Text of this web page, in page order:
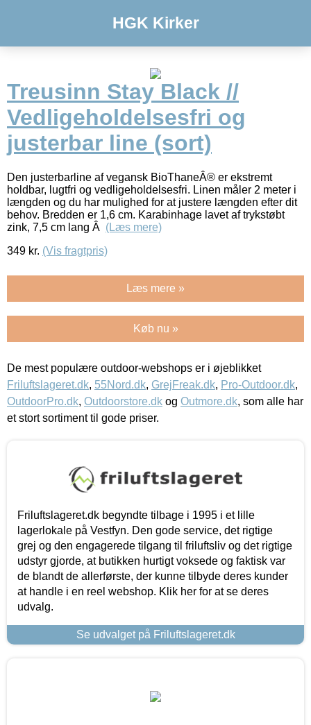
HGK Kirker
Treusinn Stay Black //
Vedligeholdelsesfri og
justerbar line (sort)
Den justerbarline af vegansk BioThaneÂ® er ekstremt
holdbar, lugtfri og vedligeholdelsesfri. Linen måler 2 meter i
længden og du har mulighed for at justere længden efter dit
behov. Bredden er 1,6 cm. Karabinhage lavet af trykstøbt
zink, 7,5 cm lang Â (Læs mere)
349 kr. (Vis fragtpris)
Læs mere »
Køb nu »
De mest populære outdoor-webshops er i øjeblikket
Friluftslageret.dk, 55Nord.dk, GrejFreak.dk, Pro-Outdoor.dk,
OutdoorPro.dk, Outdoorstore.dk og Outmore.dk, som alle har
et stort sortiment til gode priser.
Friluftslageret.dk begyndte tilbage i 1995 i et lille
lagerlokale på Vestfyn. Den gode service, det rigtige
grej og den engagerede tilgang til friluftsliv og det rigtige
udstyr gjorde, at butikken hurtigt voksede og faktisk var
de blandt de allerførste, der kunne tilbyde deres kunder
at handle i en reel webshop. Klik her for at se deres
udvalg.
Se udvalget på Friluftslageret.dk